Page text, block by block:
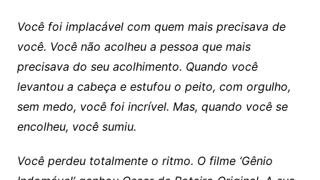
Você foi implacável com quem mais precisava de
você. Você não acolheu a pessoa que mais
precisava do seu acolhimento. Quando você
levantou a cabeça e estufou o peito, com orgulho,
sem medo, você foi incrível. Mas, quando você se
encolheu, você sumiu.
Você perdeu totalmente o ritmo. O filme ‘Gênio